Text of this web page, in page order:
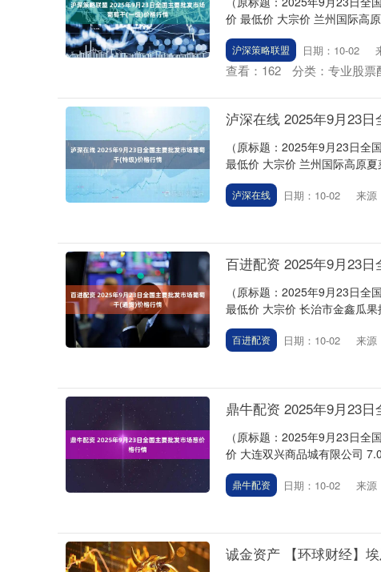
价 最低价 大宗价 兰州国际高
沪深策略联盟 日期：10-02
查看： 162 分类： 专业股票
泸深在线 2025年9月23
（原标题：2025年9月23日
最低价 大宗价 兰州国际高原
泸深在线 日期：10-02 来源
百进配资 2025年9月23
（原标题：2025年9月23日
最低价 大宗价 长治市金鑫瓜
百进配资 日期：10-02 来源
鼎牛配资 2025年9月23
（原标题：2025年9月23日
价 大连双兴商品城有限公司
鼎牛配资 日期：10-02 来源
诚金资产 【环球财经】